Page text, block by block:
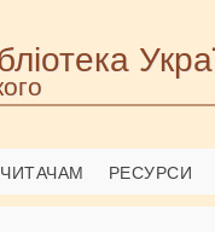
ЧИТАЧАМ РЕСУРСИ